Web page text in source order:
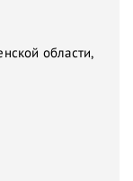
области,